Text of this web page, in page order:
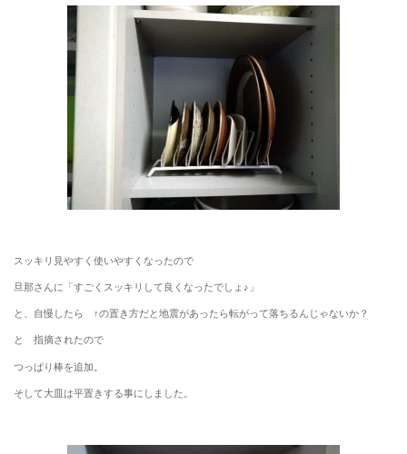
スッキリ見やすく使いやすくなったので
旦那さんに「すごくスッキリして良くなったでしょ♪」
と、自慢したら ↑の置き方だと地震があったら転がって落ちるんじゃないか？
と 指摘されたので
つっぱり棒を追加。
そして大皿は平置きする事にしました。